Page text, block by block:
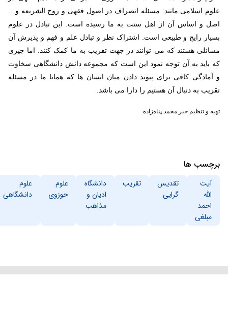
علوم اسلامی مانند: مسئله انصراف در اصول فقهی و روح الشریعه و…
اصل و اساس آن از اهل سنت به ما رسیده است. این تبادل در علوم
بسیار رایج و طبیعی است. اشتراک نظر و تبادل علم و فهم و پذیرش آن
مسائلی هستند که می توانند در جهت تقریب به ما کمک کنند. اما چیزی
که باید به آن توجه نمود این است که مجموعه دانش دانشگاهی سخاوت
و آمادگی کافی برای پیوند دادن میان انسان ها که همانا ما در مسئله
تقریب به دنبال آن هستیم را دارا می باشد.
تهیه و تنظیم خبر:محمد پناه‌زاده
برچسب ها
آیت
الله
احمد
مبلغی
تقدیس
گرایی
تقریب
دانشگاه
ادیان و
مذاهب
علوم
حوزوی
علوم
دانشگاهی